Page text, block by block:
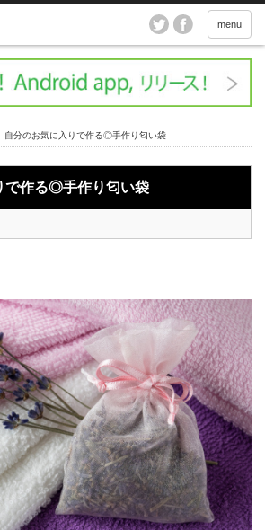
menu
自分のお気に入りで作る◎手作り匂い袋
で作る◎手作り匂い袋